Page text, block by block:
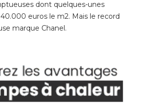
dont quelques-unes
euros le m2. Mais le record
marque Chanel.